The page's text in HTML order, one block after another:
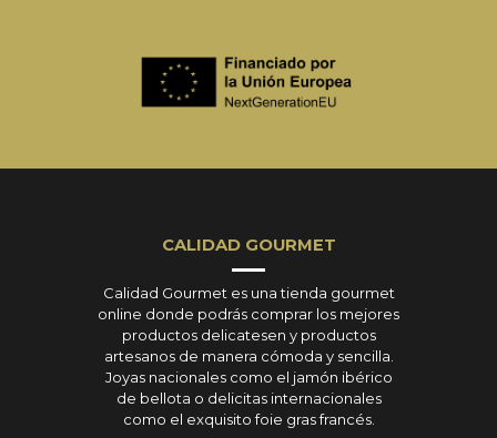
CALIDAD GOURMET
Calidad Gourmet es una tienda gourmet
online donde podrás comprar los mejores
productos delicatesen y productos
artesanos de manera cómoda y sencilla.
Joyas nacionales como el jamón ibérico
de bellota o delicitas internacionales
como el exquisito foie gras francés.